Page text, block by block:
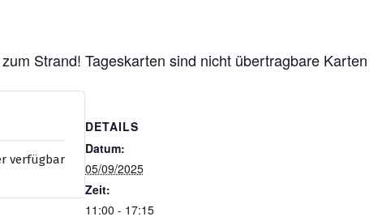
Strand! Tageskarten sind nicht übertragbare Karten
DETAILS
Datum:
05/09/2025
Zeit:
11:00 - 17:15
verfügbar